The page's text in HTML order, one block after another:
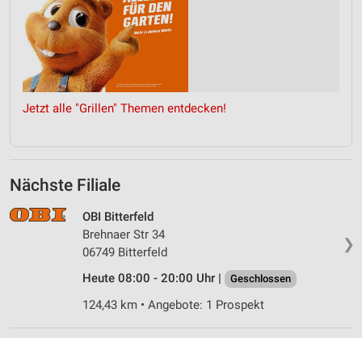
Jetzt alle "Grillen" Themen entdecken!
Nächste Filiale
❯
OBI Bitterfeld
Brehnaer Str 34
06749 Bitterfeld
Heute 08:00 - 20:00 Uhr |
Geschlossen
124,43 km • Angebote: 1 Prospekt